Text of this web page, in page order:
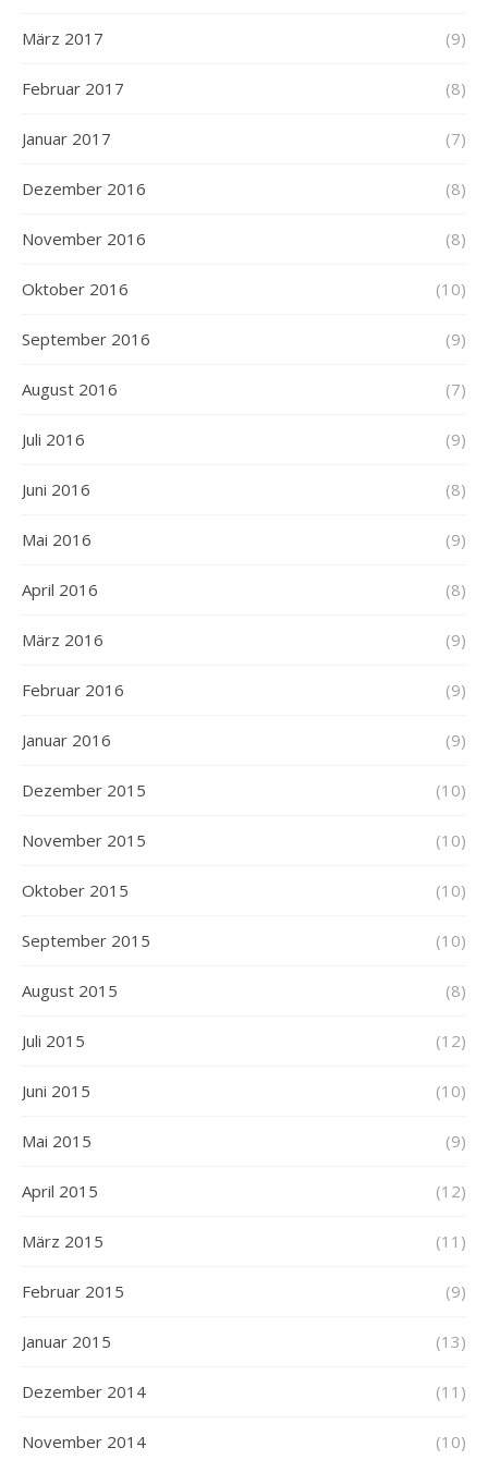
März 2017 (9)
Februar 2017 (8)
Januar 2017 (7)
Dezember 2016 (8)
November 2016 (8)
Oktober 2016 (10)
September 2016 (9)
August 2016 (7)
Juli 2016 (9)
Juni 2016 (8)
Mai 2016 (9)
April 2016 (8)
März 2016 (9)
Februar 2016 (9)
Januar 2016 (9)
Dezember 2015 (10)
November 2015 (10)
Oktober 2015 (10)
September 2015 (10)
August 2015 (8)
Juli 2015 (12)
Juni 2015 (10)
Mai 2015 (9)
April 2015 (12)
März 2015 (11)
Februar 2015 (9)
Januar 2015 (13)
Dezember 2014 (11)
November 2014 (10)